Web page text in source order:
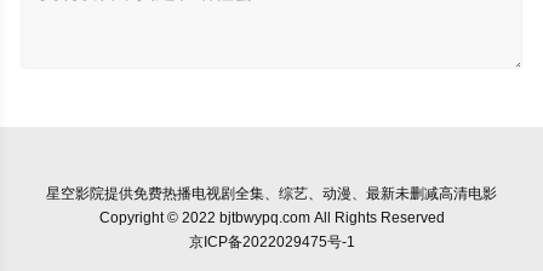
星空影院提供免费热播电视剧全集、综艺、动漫、最新未删减高清电影
Copyright © 2022 bjtbwypq.com All Rights Reserved
京ICP备2022029475号-1